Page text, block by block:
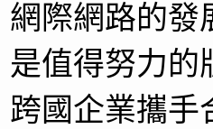
網際網路的發
是值得努力的
跨國企業攜手